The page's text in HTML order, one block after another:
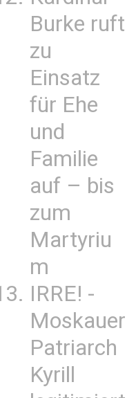
Burke ruft
zu
Einsatz
für Ehe
und
Familie
auf – bis
zum
Martyriu
m
IRRE! -
Moskauer
Patriarch
Kyrill